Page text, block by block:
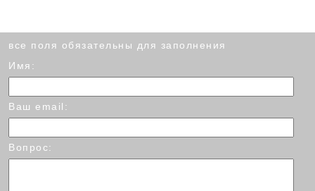
все поля обязательны для заполнения
Имя:
Ваш email:
Вопрос: